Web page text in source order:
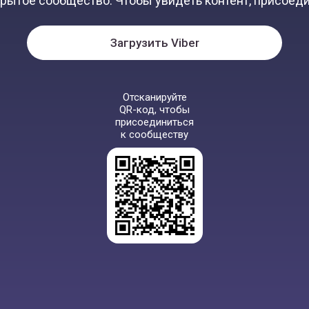
Загрузить Viber
Отсканируйте
QR-код, чтобы
присоединиться
к сообществу